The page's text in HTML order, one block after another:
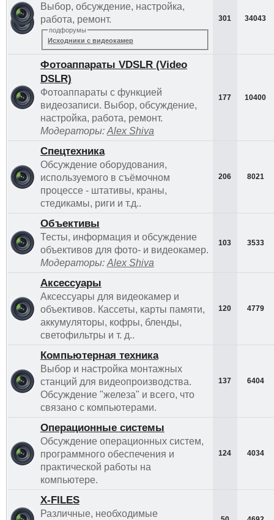
Выбор, обсуждение, настройка,
работа, ремонт.
подфорумы
Исходники с видеокамер
301 34043
Фотоаппараты VDSLR (Video
DSLR)
Фотоаппараты с функцией
видеозаписи. Выбор, обсуждение,
настройка, работа, ремонт.
Модераторы: Alex Shiva
177 10400
Спецтехника
Обсуждение оборудования,
используемого в съёмочном
процессе - штативы, краны,
стедикамы, риги и т.д..
206 8021
Объективы
Тесты, информация и обсуждение
объективов для фото- и видеокамер.
Модераторы: Alex Shiva
103 3533
Аксессуары
Аксессуары для видеокамер и
объективов. Кассеты, карты памяти,
аккумуляторы, кофры, бленды,
светофильтры и т. д..
120 4779
Компьютерная техника
Выбор и настройка монтажных
станций для видеопроизводства.
Обсуждение "железа" и всего, что
связано с компьютерами.
137 6404
Операционные системы
Обсуждение операционных систем,
программного обеспечения и
практической работы на
компьютере.
124 4034
Х-FILES
Различные, необходимые